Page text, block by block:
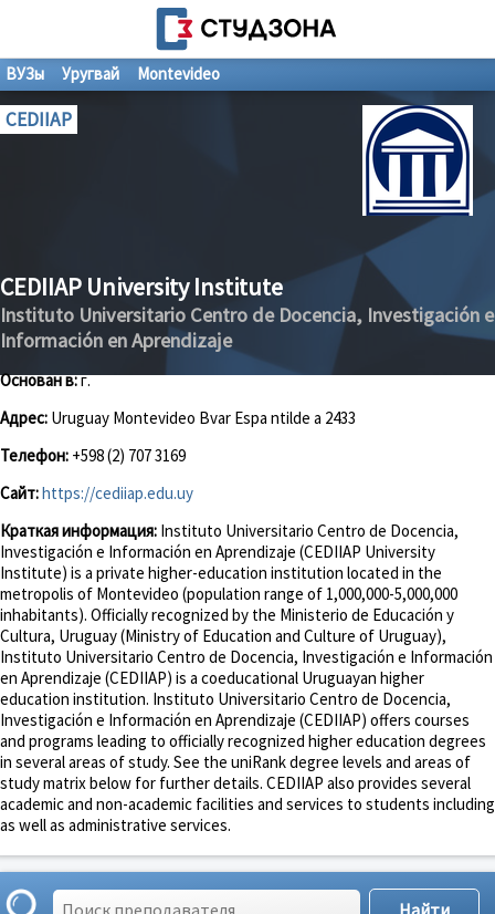
ВУЗы Уругвай Montevideo
CEDIIAP
CEDIIAP University Institute
Instituto Universitario Centro de Docencia, Investigación e
Información en Aprendizaje
Основан в:г.
Адрес: Uruguay Montevideo Bvar Espa ntilde a 2433
Телефон: +598 (2) 707 3169
Сайт:https://cediiap.edu.uy
Краткая информация: Instituto Universitario Centro de Docencia,
Investigación e Información en Aprendizaje (CEDIIAP University
Institute) is a private higher-education institution located in the
metropolis of Montevideo (population range of 1,000,000-5,000,000
inhabitants). Officially recognized by the Ministerio de Educación y
Cultura, Uruguay (Ministry of Education and Culture of Uruguay),
Instituto Universitario Centro de Docencia, Investigación e Información
en Aprendizaje (CEDIIAP) is a coeducational Uruguayan higher
education institution. Instituto Universitario Centro de Docencia,
Investigación e Información en Aprendizaje (CEDIIAP) offers courses
and programs leading to officially recognized higher education degrees
in several areas of study. See the uniRank degree levels and areas of
study matrix below for further details. CEDIIAP also provides several
academic and non-academic facilities and services to students including
as well as administrative services.